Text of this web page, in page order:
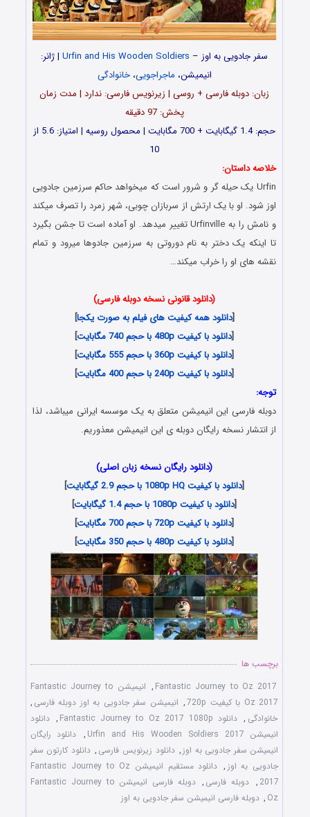
سفر جادویی به اوز – Urfin and His Wooden Soldiers | ژانر:
انیمیشن، ماجراجویی،خانوادگی
زبان: دوبله فارسی + روسی | زیرنویس فارسی: ندارد | مدت زمان
پخش: 97 دقیقه
حجم: 1.4 گیگابایت + 700 مگابایت | محصول روسیه | امتیاز: 5.6 از
10
خلاصه داستان:
Urfin یک حیله گر و شرور است که میخواهد حاکم سرزمین جادویی
اوز شود. او با یک ارتش از سربازان چوبی، شهر زمرد را تصرف میکند
و نامش را به Urfinville تغییر میدهد. او آماده است تا جشن بگیرد
تا اینکه یک دختر به نام دوروتی به سرزمین جادوها میرود و تمام
نقشه های او را خراب میکند…
(دانلود قانونی نسخه دوبله فارسی)
[دانلود همه کیفیت های فیلم به صورت یکجا]
[دانلود با کیفیت 480p با حجم 740 مگابایت
]
[دانلود با کیفیت 360p با حجم 555 مگابایت
]
[دانلود با کیفیت 240p با حجم 400 مگابایت
]
توجه:
دوبله فارسی این انیمیشن متعلق به یک موسسه ایرانی میباشد، لذا
از انتشار نسخه رایگان دوبله ی این انیمیشن معذوریم.
(دانلود رایگان نسخه زبان اصلی)
[دانلود با کیفیت 1080p HQ با حجم 2.9 گیگابایت
]
[دانلود با کیفیت 1080p با حجم 1.4 گیگابایت
]
[دانلود با کیفیت 720p با حجم 700 مگابایت
]
[دانلود با کیفیت 480p با حجم 350 مگابایت ]
برچسب ها
Fantastic Journey to Oz 2017
,
انیمیشن Fantastic Journey to
Oz 2017 با کیفیت 720p
, انیمیشن سفر جادویی به اوز دوبله فارسی ,
خانوادگی , دانلود Fantastic Journey to Oz 2017 1080p , دانلود
انیمیشن Urfin and His Wooden Soldiers 2017
, دانلود رایگان
انیمیشن سفر جادویی به اوز , دانلود زیرنویس فارسی , دانلود کارتون سفر
جادویی به اوز ,
دانلود مستقیم انیمیشن Fantastic Journey to Oz
2017
, دوبله فارسی ,
دوبله فارسی انیمیشن Fantastic Journey to
Oz
, دوبله فارسی انیمیشن سفر جادویی به اوز